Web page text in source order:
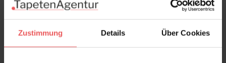
Zustimmung Details Über Cookies
Versand & Zahlung
Bewertungen